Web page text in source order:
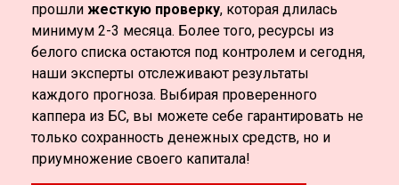
прошли жесткую проверку, которая длилась
минимум 2-3 месяца. Более того, ресурсы из
белого списка остаются под контролем и сегодня,
наши эксперты отслеживают результаты
каждого прогноза. Выбирая проверенного
каппера из БС, вы можете себе гарантировать не
только сохранность денежных средств, но и
приумножение своего капитала!